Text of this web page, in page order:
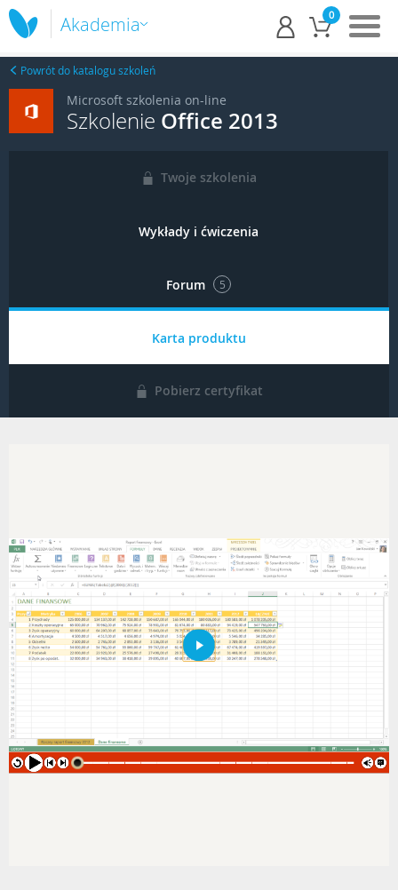
Akademia 0
Powrót do katalogu szkoleń
Microsoft szkolenia on-line
Szkolenie Office 2013
Twoje szkolenia
Wykłady i ćwiczenia
Forum 5
Karta produktu
Pobierz certyfikat